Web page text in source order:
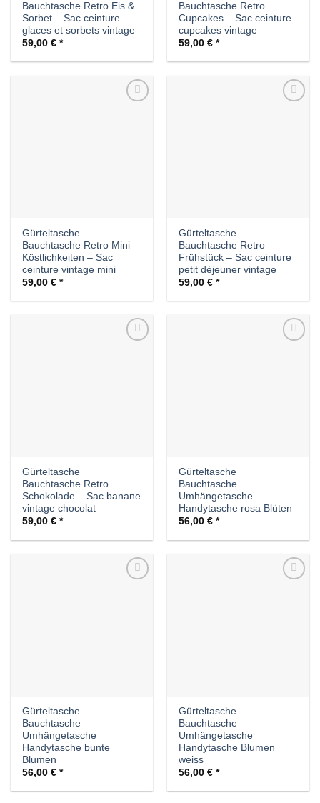
Bauchtasche Retro Eis &
Sorbet – Sac ceinture
glaces et sorbets vintage
59,00€
Bauchtasche Retro
Cupcakes – Sac ceinture
cupcakes vintage
59,00€
Gürteltasche
Bauchtasche Retro Mini
Köstlichkeiten – Sac
ceinture vintage mini
59,00€
Gürteltasche
Bauchtasche Retro
Frühstück – Sac ceinture
petit déjeuner vintage
59,00€
Gürteltasche
Bauchtasche Retro
Schokolade – Sac banane
vintage chocolat
59,00€
Gürteltasche
Bauchtasche
Umhängetasche
Handytasche rosa Blüten
56,00€
Gürteltasche
Bauchtasche
Umhängetasche
Handytasche bunte
Blumen
56,00€
Gürteltasche
Bauchtasche
Umhängetasche
Handytasche Blumen
weiss
56,00€